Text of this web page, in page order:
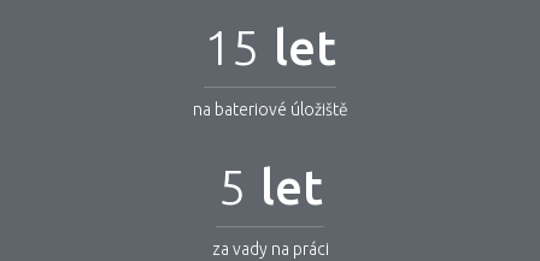
15 let
na bateriové úložiště
5 let
za vady na práci